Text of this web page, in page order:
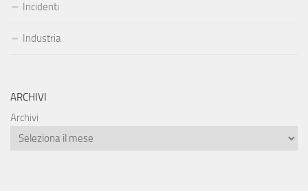
Incidenti
Industria
ARCHIVI
Archivi